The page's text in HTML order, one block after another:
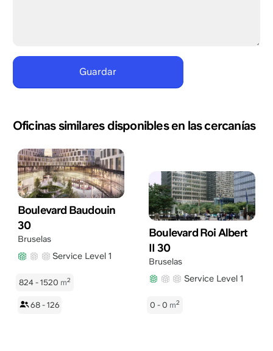
Oficinas similares disponibles en las cercanías
Boulevard Baudouin
30
Bruselas
Service Level 1
824 - 1520 m2
68 - 126
Boulevard Roi Albert
II 30
Bruselas
Service Level 1
0 - 0 m2